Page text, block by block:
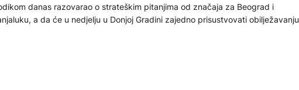
danas razovarao o strateškim pitanjima od značaja za Beograd i
a da će u nedjelju u Donjoj Gradini zajedno prisustvovati obilježavanju